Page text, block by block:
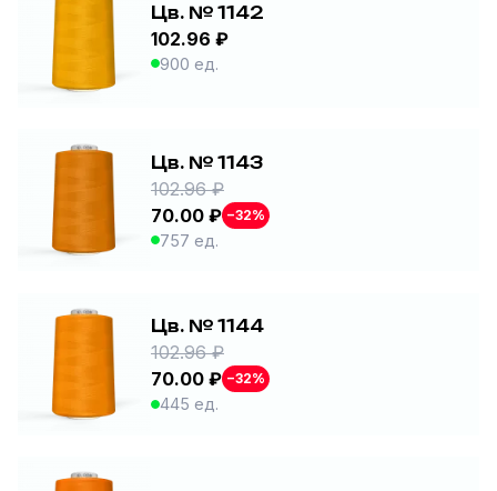
Цв. № 1142
102.96 ₽
900 ед.
Цв. № 1143
102.96 ₽
70.00 ₽ −32%
757 ед.
Цв. № 1144
102.96 ₽
70.00 ₽ −32%
445 ед.